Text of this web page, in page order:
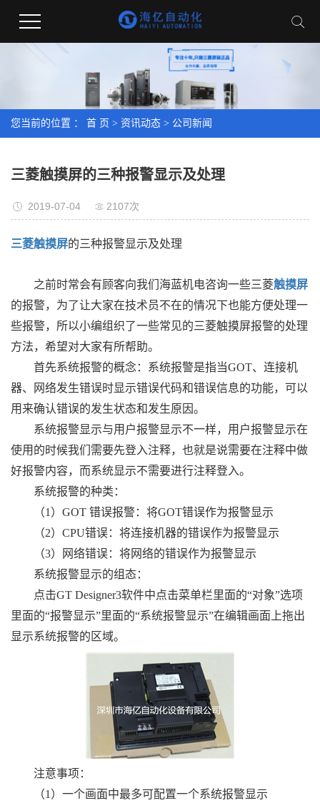
您当前的位置 ： 首 页 > 资讯动态 > 公司新闻
三菱触摸屏的三种报警显示及处理
2019-07-04 2107次
三菱触摸屏的三种报警显示及处理
之前时常会有顾客向我们海蓝机电咨询一些三菱触摸屏
的报警，为了让大家在技术员不在的情况下也能方便处理一
些报警，所以小编组织了一些常见的三菱触摸屏报警的处理
方法，希望对大家有所帮助。
首先系统报警的概念：系统报警是指当GOT、连接机
器、网络发生错误时显示错误代码和错误信息的功能，可以
用来确认错误的发生状态和发生原因。
系统报警显示与用户报警显示不一样，用户报警显示在
使用的时候我们需要先登入注释，也就是说需要在注释中做
好报警内容，而系统显示不需要进行注释登入。
系统报警的种类：
（1）GOT 错误报警：将GOT错误作为报警显示
（2）CPU错误：将连接机器的错误作为报警显示
（3）网络错误：将网络的错误作为报警显示
系统报警显示的组态：
点击GT Designer3软件中点击菜单栏里面的“对象”选项
里面的“报警显示”里面的“系统报警显示”在编辑画面上拖出
显示系统报警的区域。
注意事项：
（1）一个画面中最多可配置一个系统报警显示